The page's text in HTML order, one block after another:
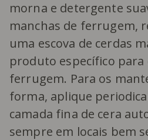
morna e detergente
manchas de ferrugem,
uma escova de cerdas
produto específico
ferrugem. Para os
forma, aplique
camada fina de cera
sempre em locais bem